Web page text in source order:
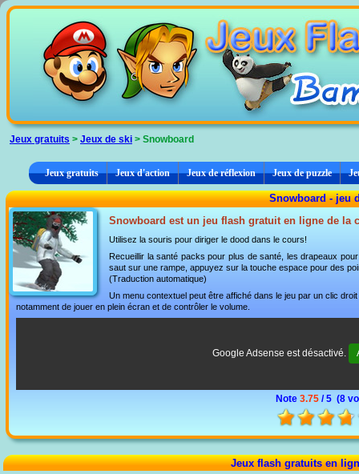
Jeux gratuits > Jeux de ski > Snowboard
Jeux gratuits Jeux d'action Jeux de réflexion Jeux de puzzle
Snowboard - jeu
Snowboard est un jeu flash gratuit en ligne de la
Utilisez la souris pour diriger le dood dans le cours!
Recueillir la santé packs pour plus de santé, les drapeaux
saut sur une rampe, appuyez sur la touche espace pour des
(Traduction automatique)
Un menu contextuel peut être affiché dans le jeu par un clic
notamment de jouer en plein écran et de contrôler le volume.
Google Adsense est désactivé.
Note 3.75 / 5 (8
Jeux flash gratuits en
Panneau de gestion des cookies